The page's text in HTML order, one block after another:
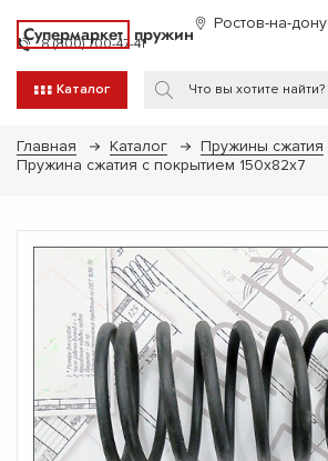
Супермаркет пружин Ростов-на-дону
8 (800) 700-47-41
Каталог
Главная Каталог
Пружины сжатия
Пружина сжатия с покрытием 150х82х7